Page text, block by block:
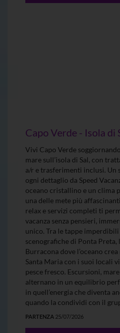
Capo Verde - Isola di
Vivi Capo Verde
mare sull’isola di Sal, con
a/r e trasferimenti inclusi. Un
ogni dettaglio da Speed
oceano cristallino e un clima
una delle mete più
relax e servizi completi ti
vacanza senza pensieri,
unico. Tra le tappe
scenografiche di Ponta
Burracona dove l’oceano
Santa Maria con i suoi locali
pesce fresco. Escursioni,
alternano in un equilibrio
in quell’energia che diventa
quando la condividi con il
PARTENZA 25/07/2026